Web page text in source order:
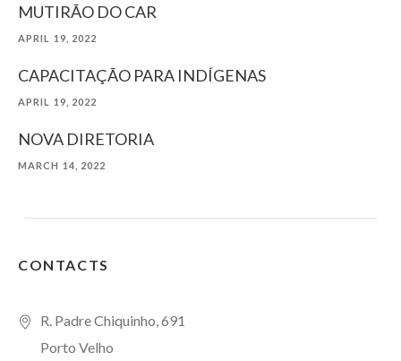
MUTIRÃO DO CAR
APRIL 19, 2022
CAPACITAÇÃO PARA INDÍGENAS
APRIL 19, 2022
NOVA DIRETORIA
MARCH 14, 2022
CONTACTS
R. Padre Chiquinho, 691
Porto Velho